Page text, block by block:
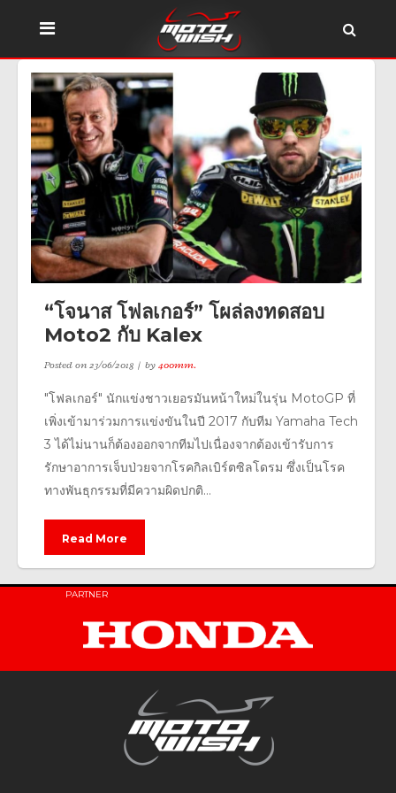
“โจนาส โฟลเกอร์” โผล่ลงทดสอบ
Moto2 กับ Kalex
Posted on23/06/2018 by400mm.
"โฟลเกอร์" นักแข่งชาวเยอรมันหน้าใหม่ในรุ่น MotoGP ที่
เพิ่งเข้ามาร่วมการแข่งขันในปี 2017 กับทีม Yamaha Tech
3 ได้ไม่นานก็ต้องออกจากทีมไปเนื่องจากต้องเข้ารับการ
รักษาอาการเจ็บป่วยจากโรคกิลเบิร์ตซิลโดรม ซึ่งเป็นโรค
ทางพันธุกรรมที่มีความผิดปกติ...
Read More
PARTNER